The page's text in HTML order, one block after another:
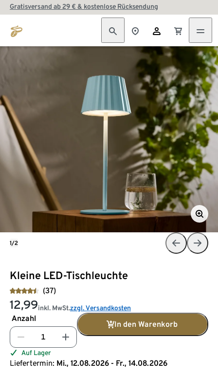
Gratisversand ab 29 € & kostenlose Rücksendung
Kleine LED-Tischleuchte
(37)
12,99inkl. MwSt.zzgl. Versandkosten
Anzahl
In den Warenkorb
Auf Lager
Liefertermin: Mi., 12.08.2026 - Fr., 14.08.2026
1/2